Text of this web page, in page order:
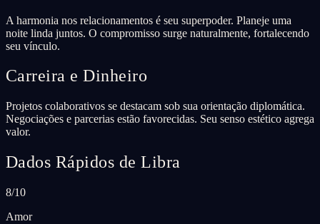
A harmonia nos relacionamentos é seu superpoder. Planeje uma
noite linda juntos. O compromisso surge naturalmente, fortalecendo
seu vínculo.
Carreira e Dinheiro
Projetos colaborativos se destacam sob sua orientação diplomática.
Negociações e parcerias estão favorecidas. Seu senso estético agrega
valor.
Dados Rápidos de Libra
8/10
Amor